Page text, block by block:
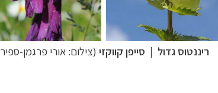
ריננטוס גדול | סייפן קווקזי (צילום:אורי פרגמן-ספיר